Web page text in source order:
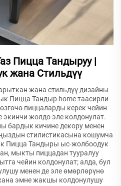
Пицца Тандыруу |
жана Стильдүү
жана стильдүү дизайны
Пицца Тандыр home таасирли
пиццаларды керек чейин
экинчи жолдо эле колдонулат.
бардык кичине декору менен
стилистикасына кошумча
Пицца Тандыры ыс-жолбоодук
мыкты пиццадан тууралуу
чейин колдонулат; алда, бул
менен де эле өмөрлөрүнө
эмне жакшы колдонулушу